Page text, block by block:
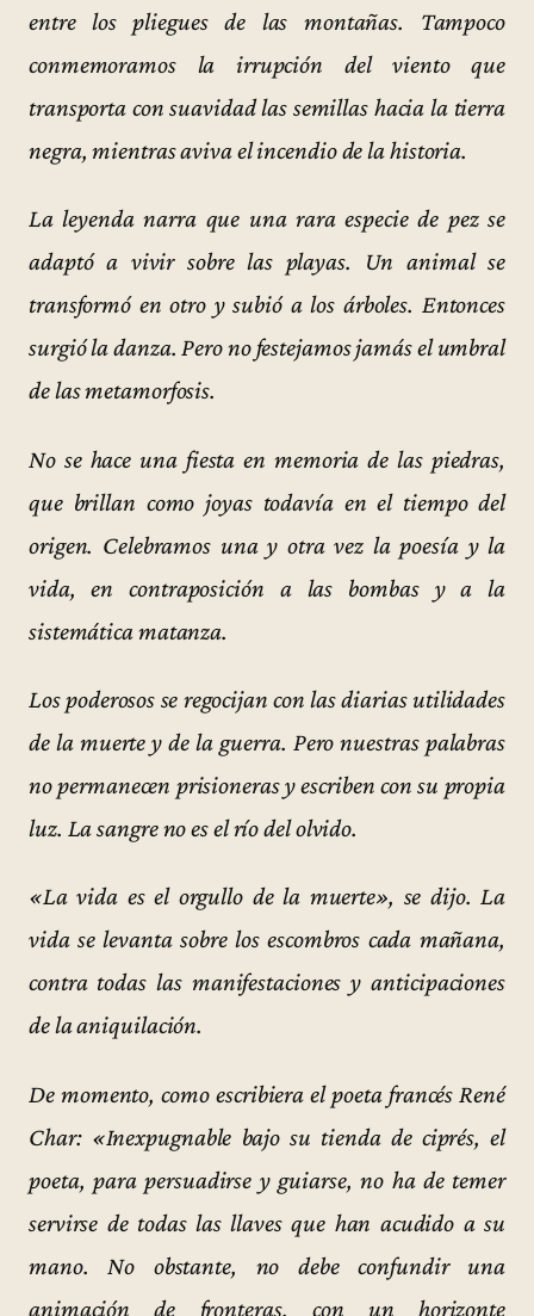
entre los pliegues de las montañas. Tampoco
conmemoramos la irrupción del viento que
transporta con suavidad las semillas hacia la tierra
negra, mientras aviva el incendio de la historia.
La leyenda narra que una rara especie de pez se
adaptó a vivir sobre las playas. Un animal se
transformó en otro y subió a los árboles. Entonces
surgió la danza. Pero no festejamos jamás el umbral
de las metamorfosis.
No se hace una fiesta en memoria de las piedras,
que brillan como joyas todavía en el tiempo del
origen. Celebramos una y otra vez la poesía y la
vida, en contraposición a las bombas y a la
sistemática matanza.
Los poderosos se regocijan con las diarias utilidades
de la muerte y de la guerra. Pero nuestras palabras
no permanecen prisioneras y escriben con su propia
luz. La sangre no es el río del olvido.
«La vida es el orgullo de la muerte», se dijo. La
vida se levanta sobre los escombros cada mañana,
contra todas las manifestaciones y anticipaciones
de la aniquilación.
De momento, como escribiera el poeta francés René
Char: «Inexpugnable bajo su tienda de ciprés, el
poeta, para persuadirse y guiarse, no ha de temer
servirse de todas las llaves que han acudido a su
mano. No obstante, no debe confundir una
animación de fronteras, con un horizonte